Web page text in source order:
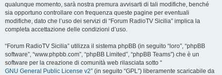
qualunque momento, sarà nostra premura avvisarti di tali modifiche, benché
sia opportuno controllare con frequenza queste pagine per eventuali
modifiche, dato che l’uso dei servizi di “Forum RadioTV Sicilia” implica la
completa accettazione delle condizioni d’uso.
“Forum RadioTV Sicilia” utilizza il sistema phpBB (in seguito “loro”, “phpBB
software”, “www.phpbb.com”, “phpBB Limited”, “phpBB Teams”) che è un
software per la creazione di comunità web rilasciata sotto “
GNU General Public License v2” (in seguito “GPL”) liberamente scaricabile da